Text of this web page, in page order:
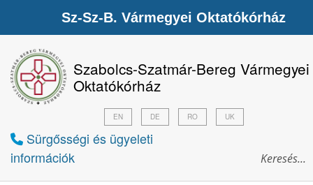
Szabolcs-Szatmár-Bereg Vármegyei
Oktatókórház
Sürgősségi és ügyeleti
információk
EN DE RO UK
Sz-Sz-B. Vármegyei Oktatókórház